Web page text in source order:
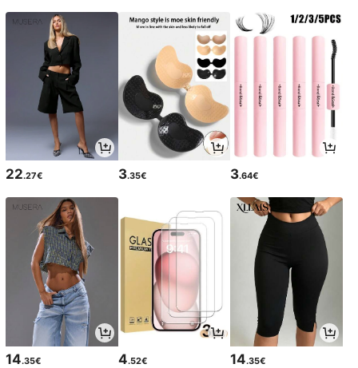
22.27€ 3.35€ 3.64€
14.35€ 4.52€ 14.35€